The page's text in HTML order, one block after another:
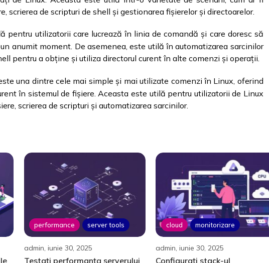
scrierea de scripturi de shell și gestionarea fișierelor și directoarelor.
pentru utilizatorii care lucrează în linia de comandă și care doresc să
anumit moment. De asemenea, este utilă în automatizarea sarcinilor
pentru a obține și utiliza directorul curent în alte comenzi și operații.
una dintre cele mai simple și mai utilizate comenzi în Linux, oferind
în sistemul de fișiere. Aceasta este utilă pentru utilizatorii de Linux
scrierea de scripturi și automatizarea sarcinilor.
performance server tools
admin, iunie 30, 2025
Testați performanța serverului
cloud monitorizare
admin, iunie 30, 2025
Configurați stack-ul